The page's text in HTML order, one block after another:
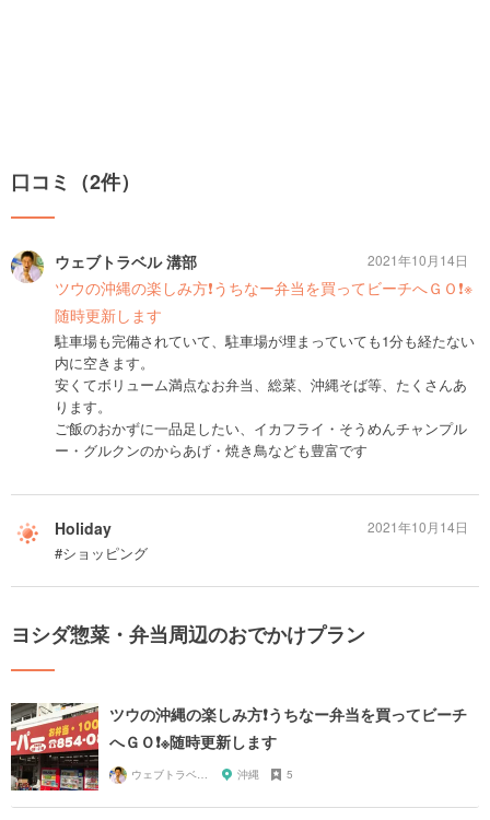
口コミ（2件）
ウェブトラベル 溝部
ツウの沖縄の楽しみ方❗️うちなー弁当を買ってビーチへＧＯ❗️※
随時更新します
駐車場も完備されていて、駐車場が埋まっていても1分も経たない
内に空きます。
安くてボリューム満点なお弁当、総菜、沖縄そば等、たくさんあ
ります。
ご飯のおかずに一品足したい、イカフライ・そうめんチャンプル
ー・グルクンのからあげ・焼き鳥なども豊富です
2021年10月14日
Holiday
#ショッピング
2021年10月14日
ヨシダ惣菜・弁当周辺のおでかけプラン
ツウの沖縄の楽しみ方❗️うちなー弁当を買ってビーチ
へＧＯ❗️※随時更新します
沖縄 5